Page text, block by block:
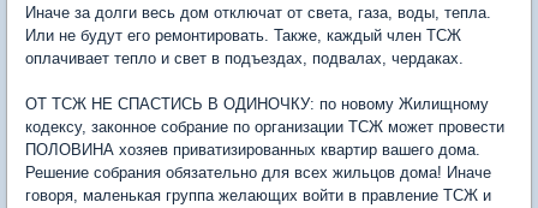
Иначе за долги весь дом отключат от света, газа, воды, тепла.
Или не будут его ремонтировать. Также, каждый член ТСЖ
оплачивает тепло и свет в подъездах, подвалах, чердаках.
ОТ ТСЖ НЕ СПАСТИСЬ В ОДИНОЧКУ: по новому Жилищному
кодексу, законное собрание по организации ТСЖ может провести
ПОЛОВИНА хозяев приватизированных квартир вашего дома.
Решение собрания обязательно для всех жильцов дома! Иначе
говоря, маленькая группа желающих войти в правление ТСЖ и